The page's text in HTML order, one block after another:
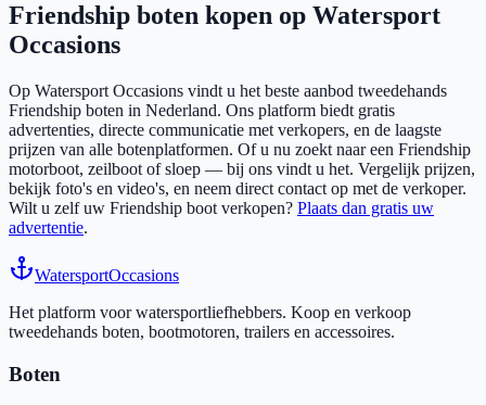
Friendship boten kopen op Watersport
Occasions
Op Watersport Occasions vindt u het beste aanbod tweedehands
Friendship boten in Nederland. Ons platform biedt gratis
advertenties, directe communicatie met verkopers, en de laagste
prijzen van alle botenplatformen. Of u nu zoekt naar een Friendship
motorboot, zeilboot of sloep — bij ons vindt u het. Vergelijk prijzen,
bekijk foto's en video's, en neem direct contact op met de verkoper.
Wilt u zelf uw Friendship boot verkopen? Plaats dan gratis uw
advertentie.
WatersportOccasions
Het platform voor watersportliefhebbers. Koop en verkoop
tweedehands boten, bootmotoren, trailers en accessoires.
Boten